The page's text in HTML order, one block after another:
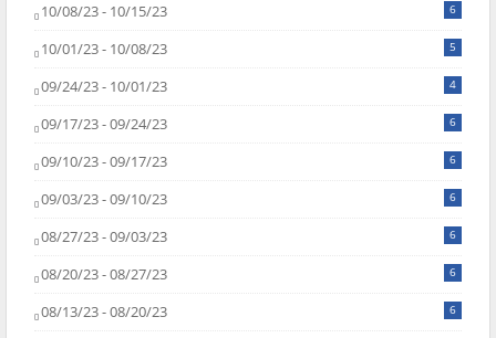
10/08/23 - 10/15/23 6
10/01/23 - 10/08/23 5
09/24/23 - 10/01/23 4
09/17/23 - 09/24/23 6
09/10/23 - 09/17/23 6
09/03/23 - 09/10/23 6
08/27/23 - 09/03/23 6
08/20/23 - 08/27/23 6
08/13/23 - 08/20/23 6